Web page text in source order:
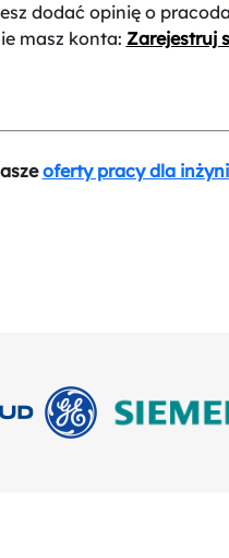
dodać opinię o
masz konta: Zarejestruj
oferty pracy dla